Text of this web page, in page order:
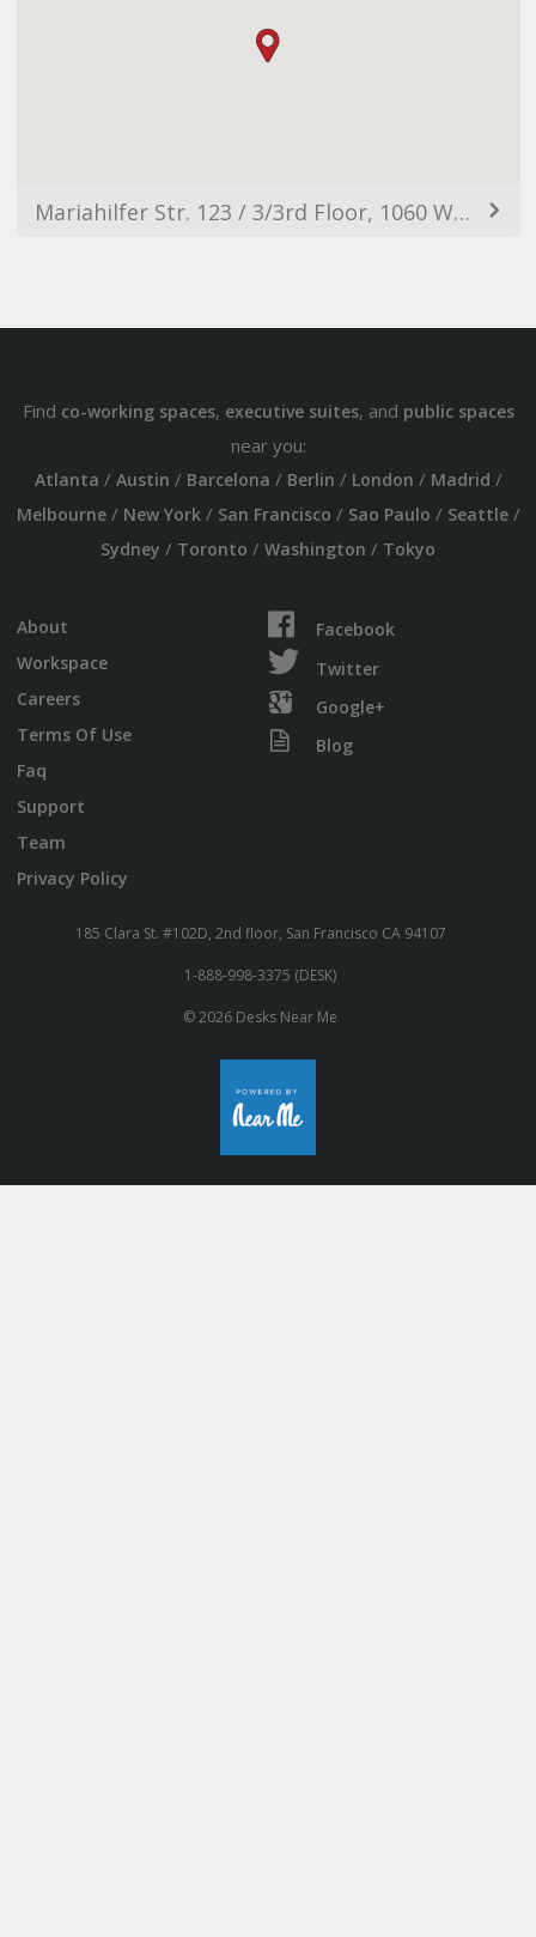
Mariahilfer Str. 123 / 3/3rd Floor, 1060 Wien, Austria
Find co-working spaces, executive suites, and public spaces
near you:
Atlanta / Austin / Barcelona / Berlin / London / Madrid /
Melbourne/ New York/ San Francisco / Sao Paulo / Seattle/
Sydney / Toronto / Washington / Tokyo
About
Workspace
Careers
Terms Of Use
Faq
Support
Team
Privacy Policy
Facebook
Twitter
Google+
Blog
185 Clara St. #102D, 2nd floor, San Francisco CA 94107
1-888-998-3375 (DESK)
© 2026 Desks Near Me